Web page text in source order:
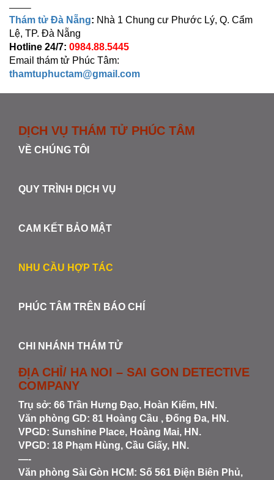
——–
Thám tử Đà Nẵng: Nhà 1 Chung cư Phước Lý, Q. Cẩm
Lệ, TP. Đà Nẵng
Hotline 24/7: 0984.88.5445
Email thám tử Phúc Tâm:
thamtuphuctam@gmail.com
DỊCH VỤ THÁM TỬ PHÚC TÂM
VỀ CHÚNG TÔI
QUY TRÌNH DỊCH VỤ
CAM KẾT BẢO MẬT
NHU CẦU HỢP TÁC
PHÚC TÂM TRÊN BÁO CHÍ
CHI NHÁNH THÁM TỬ
ĐỊA CHỈ/ HA NOI – SAI GON DETECTIVE
COMPANY
Trụ sở: 66 Trần Hưng Đạo, Hoàn Kiếm, HN.
Văn phòng GD: 81 Hoàng Cầu , Đống Đa, HN.
VPGD: Sunshine Place, Hoàng Mai, HN.
VPGD: 18 Phạm Hùng, Cầu Giấy, HN.
—-
Văn phòng Sài Gòn HCM: Số 561 Điện Biên Phủ,